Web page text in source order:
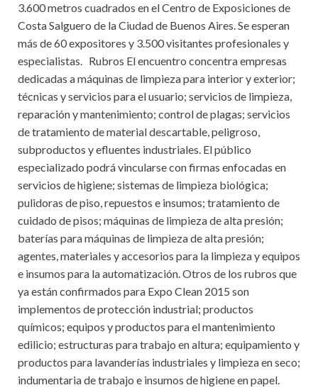
3.600 metros cuadrados en el Centro de Exposiciones de
Costa Salguero de la Ciudad de Buenos Aires. Se esperan
más de 60 expositores y 3.500 visitantes profesionales y
especialistas. Rubros El encuentro concentra empresas
dedicadas a máquinas de limpieza para interior y exterior;
técnicas y servicios para el usuario; servicios de limpieza,
reparación y mantenimiento; control de plagas; servicios
de tratamiento de material descartable, peligroso,
subproductos y efluentes industriales. El público
especializado podrá vincularse con firmas enfocadas en
servicios de higiene; sistemas de limpieza biológica;
pulidoras de piso, repuestos e insumos; tratamiento de
cuidado de pisos; máquinas de limpieza de alta presión;
baterías para máquinas de limpieza de alta presión;
agentes, materiales y accesorios para la limpieza y equipos
e insumos para la automatización. Otros de los rubros que
ya están confirmados para Expo Clean 2015 son
implementos de protección industrial; productos
químicos; equipos y productos para el mantenimiento
edilicio; estructuras para trabajo en altura; equipamiento y
productos para lavanderías industriales y limpieza en seco;
indumentaria de trabajo e insumos de higiene en papel.